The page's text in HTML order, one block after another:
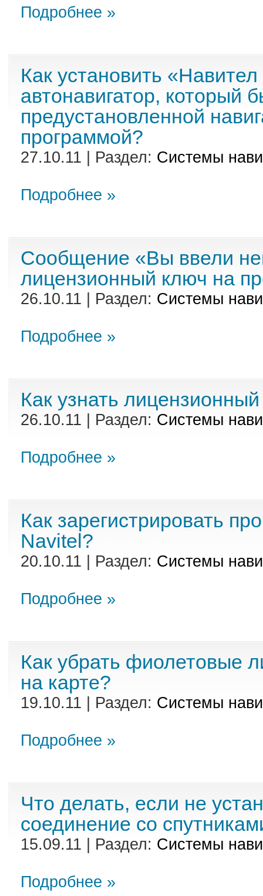
Подробнее »
Как установить
автонавигатор, который
предустановленной
программой?
27.10.11 | Раздел: Cистемы
Подробнее »
Сообщение «Вы ввели
лицензионный ключ на
26.10.11 | Раздел: Cистемы
Подробнее »
Как узнать
26.10.11 | Раздел: Cистемы
Подробнее »
Как зарегистрировать
Navitel?
20.10.11 | Раздел: Cистемы
Подробнее »
Как убрать фиолетовые
на карте?
19.10.11 | Раздел: Cистемы
Подробнее »
Что делать, если не
соединение со
15.09.11 | Раздел: Cистемы
Подробнее »